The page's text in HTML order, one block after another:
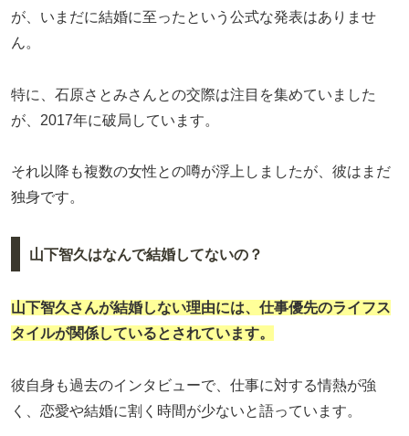
が、いまだに結婚に至ったという公式な発表はありませ
ん。
特に、石原さとみさんとの交際は注目を集めていました
が、2017年に破局しています。
それ以降も複数の女性との噂が浮上しましたが、彼はまだ
独身です。
山下智久はなんで結婚してないの？
山下智久さんが結婚しない理由には、仕事優先のライフス
タイルが関係しているとされています。
彼自身も過去のインタビューで、仕事に対する情熱が強
く、恋愛や結婚に割く時間が少ないと語っています。